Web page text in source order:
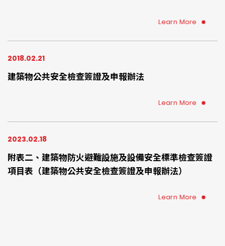
Learn More
2018.02.21
建築物公共安全檢查簽證及申報辦法
Learn More
2023.02.18
附表二、建築物防火避難設施及設備安全標準檢查簽證
項目表（建築物公共安全檢查簽證及申報辦法）
Learn More